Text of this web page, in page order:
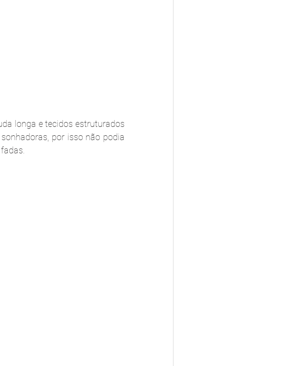
longa e tecidos estruturados
por isso não podia